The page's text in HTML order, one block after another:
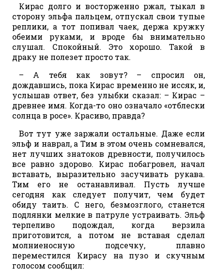
Кирас долго и восторженно ржал, тыкал в
сторону эльфа пальцем, отпускал свои тупые
реплики, а тот попивал чаек, держа кружку
обеими руками, и вроде бы внимательно
слушал. Спокойный. Это хорошо. Такой в
драку не полезет просто так.
– А тебя как зовут? – спросил он,
дождавшись, пока Кирас временно не иссяк, и,
услышав ответ, без улыбки сказал: – Кирас –
древнее имя. Когда-то оно означало «отблески
солнца в росе». Красиво, правда?
Вот тут уже заржали остальные. Даже если
эльф и наврал, а Тим в этом очень сомневался,
нет лучших знатоков древности, получилось
все равно здорово. Кирас побагровел, начал
вставать, выразительно засучивать рукава.
Тим его не останавливал. Пусть лучше
сегодня как следует получит, чем будет
обиду таить. С него, безмозглого, станется
подлянки мелкие в патруле устраивать. Эльф
терпеливо подождал, когда верзила
приготовится, а потом не вставая сделал
молниеносную подсечку, плавно
переместился Кирасу на пузо и скучным
голосом сообщил: